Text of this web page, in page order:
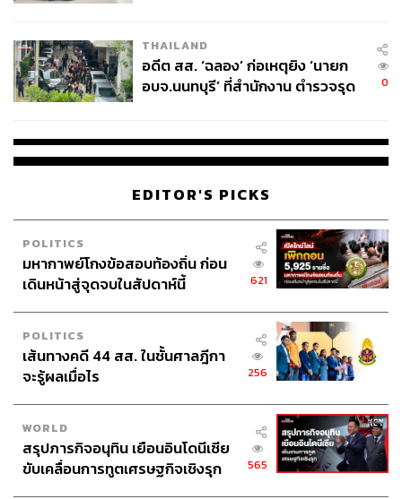
THAILAND
อดีต สส. ‘ฉลอง’ ก่อเหตุยิง ‘นายก
อบจ.นนทบุรี’ ที่สำนักงาน ตำรวจรุด
0
EDITOR'S PICKS
POLITICS
มหากาพย์โกงข้อสอบท้องถิ่น ก่อน
เดินหน้าสู่จุดจบในสัปดาห์นี้
621
POLITICS
เส้นทางคดี 44 สส. ในชั้นศาลฎีกา
จะรู้ผลเมื่อไร
256
WORLD
สรุปภารกิจอนุทิน เยือนอินโดนีเซีย
ขับเคลื่อนการทูตเศรษฐกิจเชิงรุก
565